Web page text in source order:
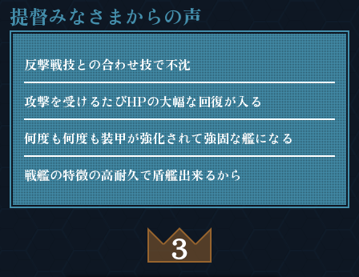
提督みなさまからの声
反撃戦技との合わせ技で不沈
攻撃を受けるたびHPの大幅な回復が入る
何度も何度も装甲が強化されて強固な艦になる
戦艦の特徴の高耐久で盾艦出来るから